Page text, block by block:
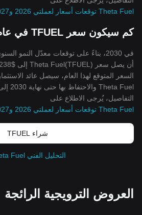
Theta Fuel توقعات أسعار لعملتي 2026 و2027، لعام 2030-2050
كم سيكون سعر TFUEL في عام 2030؟
السعر المتوقع لهذا العام، سيصل عائد
التفاصيل، يُرجى الاطلاع على
Theta Fuel توقعات أسعار لعملتي 2026 و2027، لعام 2030-2050
شراء TFUEL
التحليل الفني Theta Fuel
العروض الترويجية الرائجة